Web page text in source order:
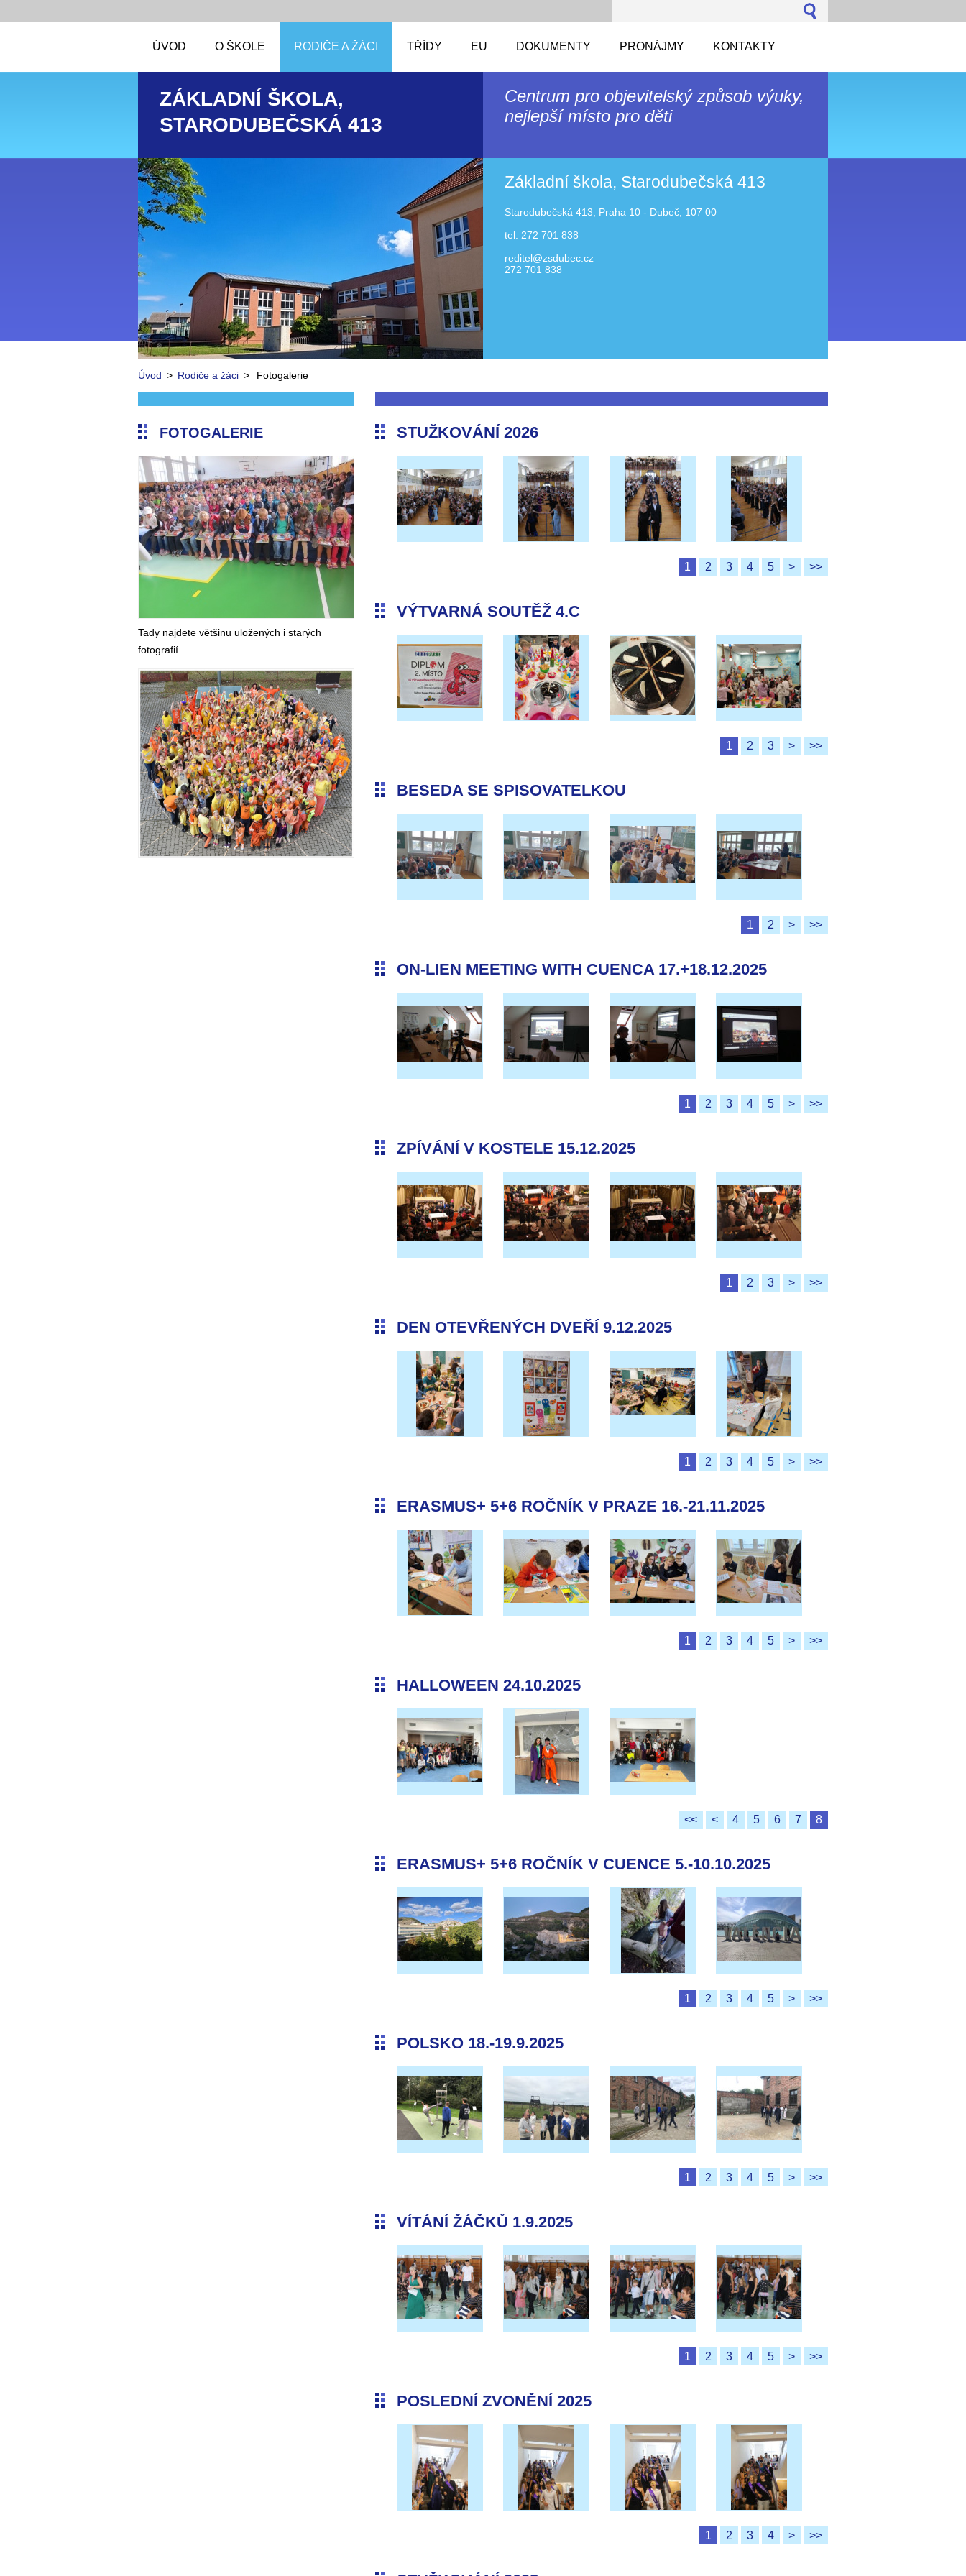
ÚVOD O ŠKOLE RODIČE A ŽÁCI TŘÍDY EU DOKUMENTY PRONÁJMY KONTAKTY
ZÁKLADNÍ ŠKOLA,
STARODUBEČSKÁ 413
Centrum pro objevitelský způsob výuky,
nejlepší místo pro děti
Základní škola, Starodubečská 413
Starodubečská 413, Praha 10 - Dubeč, 107 00
tel: 272 701 838
reditel@zsdubec.cz
272 701 838
Úvod > Rodiče a žáci > Fotogalerie
FOTOGALERIE
Tady najdete většinu uložených i starých
fotografií.
STUŽKOVÁNÍ 2026
1 2 3 4 5 > >>
VÝTVARNÁ SOUTĚŽ 4.C
1 2 3 > >>
BESEDA SE SPISOVATELKOU
1 2 > >>
ON-LIEN MEETING WITH CUENCA 17.+18.12.2025
1 2 3 4 5 > >>
ZPÍVÁNÍ V KOSTELE 15.12.2025
1 2 3 > >>
DEN OTEVŘENÝCH DVEŘÍ 9.12.2025
1 2 3 4 5 > >>
ERASMUS+ 5+6 ROČNÍK V PRAZE 16.-21.11.2025
1 2 3 4 5 > >>
HALLOWEEN 24.10.2025
<< < 4 5 6 7 8
ERASMUS+ 5+6 ROČNÍK V CUENCE 5.-10.10.2025
1 2 3 4 5 > >>
POLSKO 18.-19.9.2025
1 2 3 4 5 > >>
VÍTÁNÍ ŽÁČKŮ 1.9.2025
1 2 3 4 5 > >>
POSLEDNÍ ZVONĚNÍ 2025
1 2 3 4 > >>